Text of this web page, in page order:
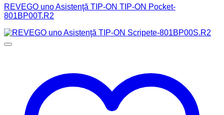
REVEGO uno Asistenţă TIP-ON TIP-ON Pocket-
801BP00T.R2